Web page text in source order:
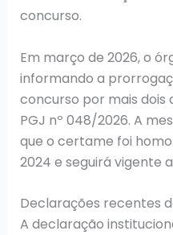
concurso.
Em março de 2026, o
informando a
concurso por mais dois
PGJ nº 048/2026. A
que o certame foi
2024 e seguirá vigente
Declarações recentes
A declaração